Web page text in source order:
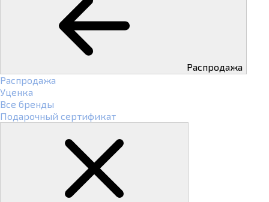
Распродажа
Распродажа
Уценка
Все бренды
Подарочный сертификат